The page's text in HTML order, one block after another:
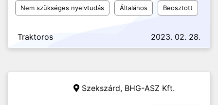
Nem szükséges nyelvtudás Általános Beosztott
Traktoros 2023. 02. 28.
Szekszárd, BHG-ASZ Kft.